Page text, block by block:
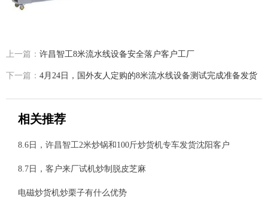
上一篇： 许昌智工8米流水线设备安全落户客户工厂
下一篇： 4月24日，国外友人定购的8米流水线设备测试完成准备发货
相关推荐
8.6日，许昌智工2米炒锅和100斤炒货机专车发货沈阳客户
8.7日，客户来厂试机炒制脱皮芝麻
电磁炒货机炒栗子有什么优势